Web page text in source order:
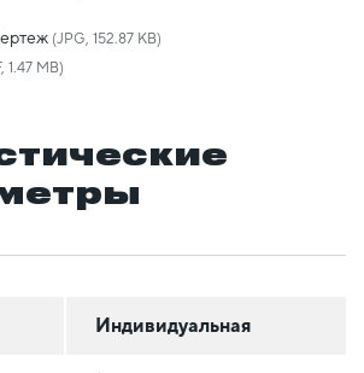
(JPG, 152.87 KB)
1.47 MB)
Индивидуальная